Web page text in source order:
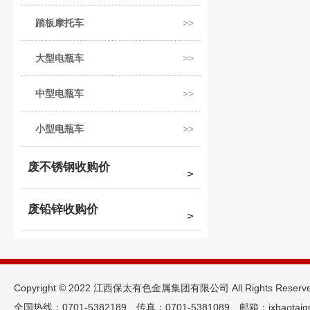
踏板摩托车
大型电瓶车
中型电瓶车
小型电瓶车
废不锈钢收购价
废铅锌收购价
Copyright © 2022 江西保太有色金属集团有限公司 All Rights
全国热线：0701-5382189 传真：0701-5381089 邮箱：